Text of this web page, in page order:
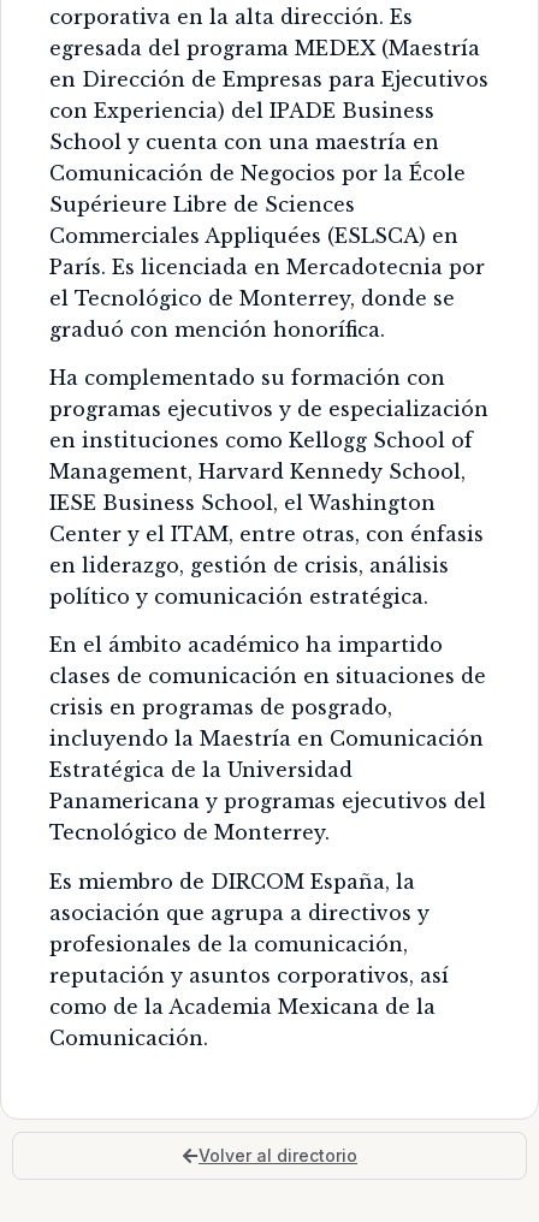
corporativa en la alta dirección. Es
egresada del programa MEDEX (Maestría
en Dirección de Empresas para Ejecutivos
con Experiencia) del IPADE Business
School y cuenta con una maestría en
Comunicación de Negocios por la École
Supérieure Libre de Sciences
Commerciales Appliquées (ESLSCA) en
París. Es licenciada en Mercadotecnia por
el Tecnológico de Monterrey, donde se
graduó con mención honorífica.
Ha complementado su formación con
programas ejecutivos y de especialización
en instituciones como Kellogg School of
Management, Harvard Kennedy School,
IESE Business School, el Washington
Center y el ITAM, entre otras, con énfasis
en liderazgo, gestión de crisis, análisis
político y comunicación estratégica.
En el ámbito académico ha impartido
clases de comunicación en situaciones de
crisis en programas de posgrado,
incluyendo la Maestría en Comunicación
Estratégica de la Universidad
Panamericana y programas ejecutivos del
Tecnológico de Monterrey.
Es miembro de DIRCOM España, la
asociación que agrupa a directivos y
profesionales de la comunicación,
reputación y asuntos corporativos, así
como de la Academia Mexicana de la
Comunicación.
Volver al directorio